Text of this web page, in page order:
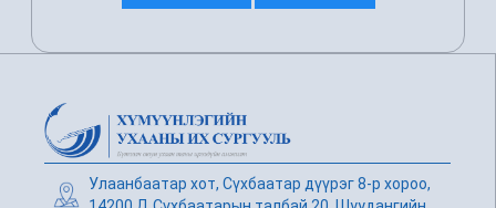
Улаанбаатар хот, Сүхбаатар дүүрэг 8-р хороо,